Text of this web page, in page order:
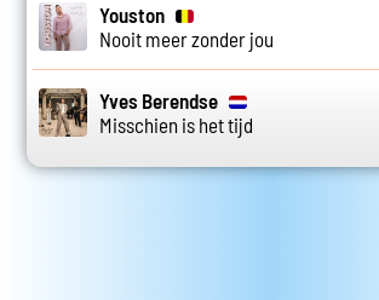
Youston
Nooit meer zonder jou
Yves Berendse
Misschien is het tijd